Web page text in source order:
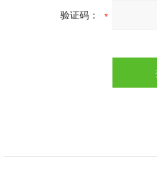
验证码：